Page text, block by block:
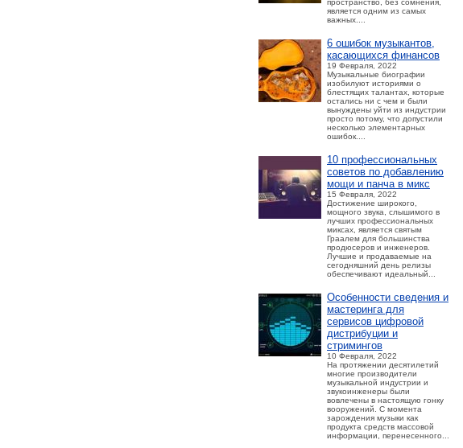
пространство, без сомнения,
является одним из самых
важных....
6 ошибок музыкантов,
касающихся финансов
19 Февраля, 2022
Музыкальные биографии
изобилуют историями о
блестящих талантах, которые
остались ни с чем и были
вынуждены уйти из индустрии
просто потому, что допустили
несколько элементарных
ошибок....
10 профессиональных
советов по добавлению
мощи и панча в микс
15 Февраля, 2022
Достижение широкого,
мощного звука, слышимого в
лучших профессиональных
миксах, является святым
Граалем для большинства
продюсеров и инженеров.
Лучшие и продаваемые на
сегодняшний день релизы
обеспечивают идеальный...
Особенности сведения и
мастеринга для
сервисов цифровой
дистрибуции и
стримингов
10 Февраля, 2022
На протяжении десятилетий
многие производители
музыкальной индустрии и
звукоинженеры были
вовлечены в настоящую гонку
вооружений. С момента
зарождения музыки как
продукта средств массовой
информации, перенесенного...